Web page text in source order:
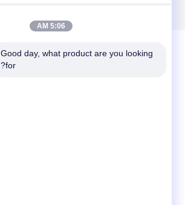
5:06 AM
Good day, what product are you looking
for?